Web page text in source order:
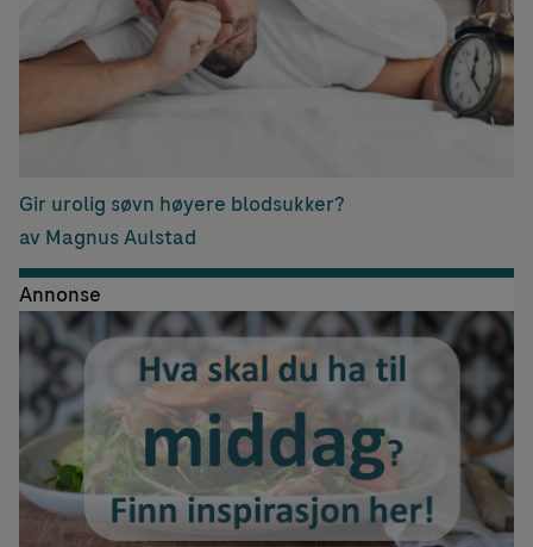
Gir urolig søvn høyere blodsukker?
av Magnus Aulstad
Annonse